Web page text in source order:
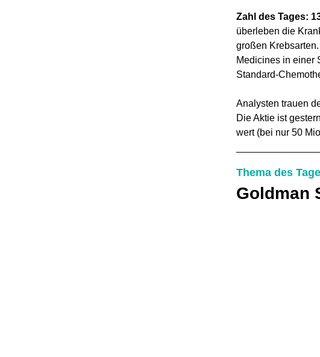
Zahl des Tages:
überleben die
großen
Medicines in einer
Standard-
Analysten trauen
Die Aktie ist
wert (bei nur 50
Thema des
Goldman